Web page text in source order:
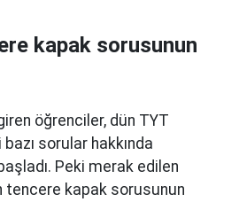
kapak sorusunun
öğrenciler, dün TYT
sorular hakkında
Peki merak edilen
tencere kapak sorusunun